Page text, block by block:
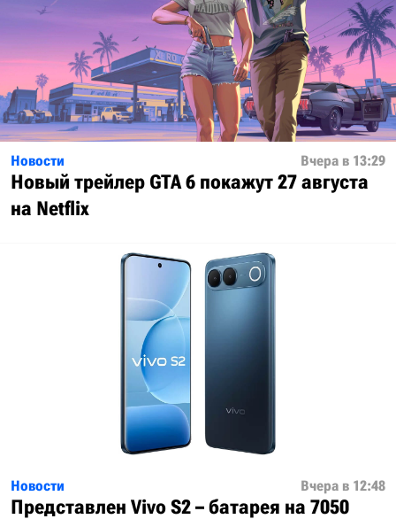
Новости Вчера в 13:29
Новый трейлер GTA 6 покажут 27 августа
на Netflix
Новости Вчера в 12:48
Представлен Vivo S2 – батарея на 7050